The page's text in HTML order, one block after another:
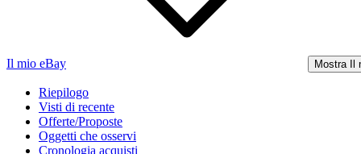
Il mio eBay Mostra Il
Riepilogo
Visti di recente
Offerte/Proposte
Oggetti che osservi
Cronologia acquisti